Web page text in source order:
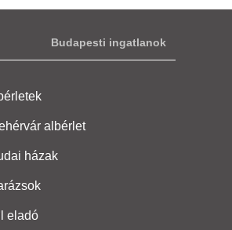
Budapesti ingatlanok
albérlet
házak
eladó